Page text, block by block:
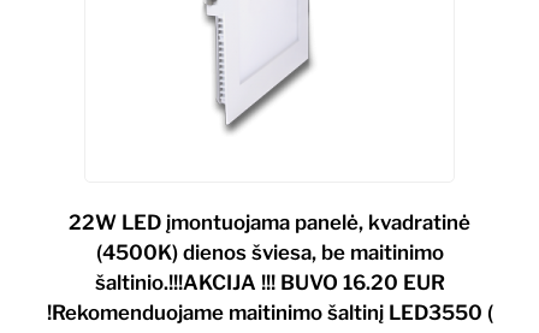
22W LED įmontuojama panelė, kvadratinė
(4500K) dienos šviesa, be maitinimo
šaltinio.!!!AKCIJA !!! BUVO 16.20 EUR
!Rekomenduojame maitinimo šaltinį LED3550 (